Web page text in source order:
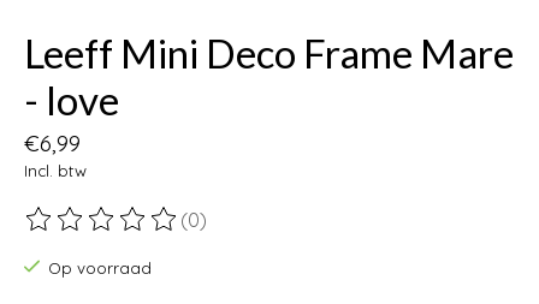
Leeff Mini Deco Frame Mare
- love
€6,99
Incl. btw
De beoordeling van dit product is
(0)
Op voorraad